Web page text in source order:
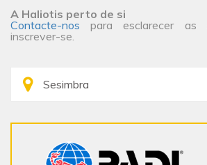
A Haliotis perto de si
Contacte-nos para esclarecer as
inscrever-se.